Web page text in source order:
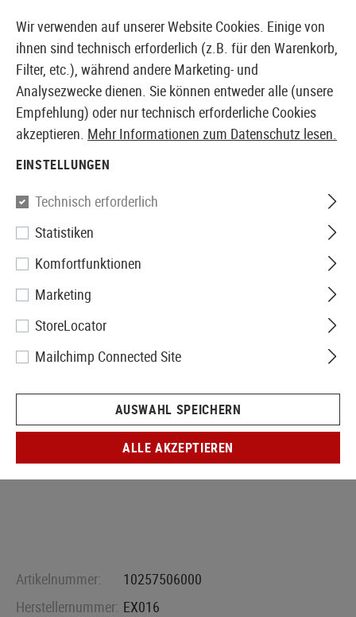
EUROPÄISCHER AIRSOFT SHOP & GROßHÄNDLER
Element
QD Sling Swivel
Artikelnummer:
10257506000
Herstellernummer: EX016
Wir verwenden auf unserer Website Cookies. Einige von
ihnen sind technisch erforderlich (z.B. für den Warenkorb,
Filter, etc.), während andere Marketing- und
Analysezwecke dienen. Sie können entweder alle (unsere
Empfehlung) oder nur technisch erforderliche Cookies
akzeptieren. Mehr Informationen zum Datenschutz lesen.
EINSTELLUNGEN
Technisch erforderlich
Statistiken
Komfortfunktionen
Marketing
StoreLocator
Mailchimp Connected Site
AUSWAHL SPEICHERN
ALLE AKZEPTIEREN